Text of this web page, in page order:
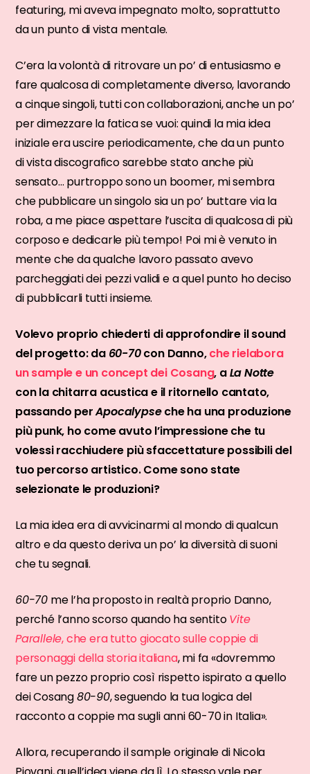
featuring, mi aveva impegnato molto, soprattutto
da un punto di vista mentale.
C’era la volontà di ritrovare un po’ di entusiasmo e
fare qualcosa di completamente diverso, lavorando
a cinque singoli, tutti con collaborazioni, anche un po’
per dimezzare la fatica se vuoi: quindi la mia idea
iniziale era uscire periodicamente, che da un punto
di vista discografico sarebbe stato anche più
sensato… purtroppo sono un boomer, mi sembra
che pubblicare un singolo sia un po’ buttare via la
roba, a me piace aspettare l’uscita di qualcosa di più
corposo e dedicarle più tempo! Poi mi è venuto in
mente che da qualche lavoro passato avevo
parcheggiati dei pezzi validi e a quel punto ho deciso
di pubblicarli tutti insieme.
Volevo proprio chiederti di approfondire il sound
del progetto: da 60-70con Danno,che rielabora
un sample e un concept dei Cosang, aLa Notte
con la chitarra acustica e il ritornello cantato,
passando perApocalypseche ha una produzione
più punk, ho come avuto l’impressione che tu
volessi racchiudere più sfaccettature possibili del
tuo percorso artistico. Come sono state
selezionate le produzioni?
La mia idea era di avvicinarmi al mondo di qualcun
altro e da questo deriva un po’ la diversità di suoni
che tu segnali.
60-70 me l’ha proposto in realtà proprio Danno,
perché l’anno scorso quando ha sentitoVite
Parallele, che era tutto giocato sulle coppie di
personaggi della storia italiana, mi fa «dovremmo
fare un pezzo proprio così rispetto ispirato a quello
dei Cosang80-90, seguendo la tua logica del
racconto a coppie ma sugli anni 60-70 in Italia».
Allora, recuperando il sample originale di Nicola